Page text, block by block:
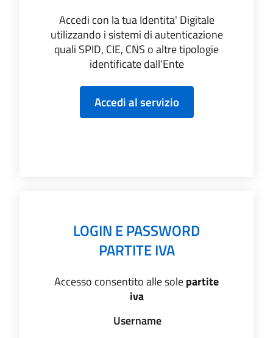
Accedi con la tua Identita' Digitale
utilizzando i sistemi di autenticazione
quali SPID, CIE, CNS o altre tipologie
identificate dall'Ente
LOGIN E PASSWORD
PARTITE IVA
Accesso consentito alle solepartite
iva
Username